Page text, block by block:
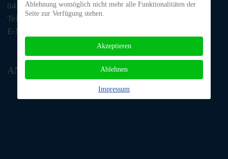
64385 Reichelsheim
Telefon: 06063 / 939 848
E-Mail: tino@tiere-in-not-odenwald.de
ANFAHRT
Ablehnung womöglich nicht mehr alle Funktionalitäten der
Seite zur Verfügung stehen.
Akzeptieren
Ablehnen
Impressum